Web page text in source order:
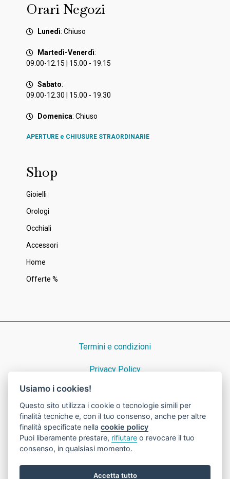
Orari Negozi
Lunedì: Chiuso
Martedì-Venerdì:
09.00-12.15 | 15.00 - 19.15
Sabato:
09.00-12.30 | 15.00 - 19.30
Domenica: Chiuso
APERTURE e CHIUSURE STRAORDINARIE
Shop
Gioielli
Orologi
Occhiali
Accessori
Home
Offerte %
Termini e condizioni
Privacy Policy
Cookie Policy
© 2023 Nicora Srl · Dal 1939 consulenti preziosi ad Azzate · P.IVA e
C.F. 00235790128 · cap. soc. Eur 46800 i.v. · Numero REA VA 31227
Usiamo i cookies!
Questo sito utilizza i cookie o tecnologie simili per
finalità tecniche e, con il tuo consenso, anche per altre
finalità specificate nellacookie policy
Puoi liberamente prestare, rifiutare o revocare il tuo
consenso, in qualsiasi momento.
Accetta tutto